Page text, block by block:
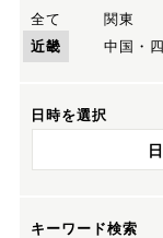
全て
関東
近畿
中国・
日時を選択
キーワード検索